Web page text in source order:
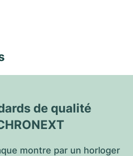
de qualité
montre par un horloger